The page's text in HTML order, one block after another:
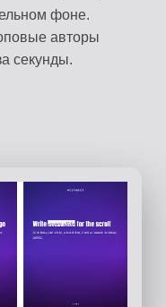
фоне.
авторы
секунды.